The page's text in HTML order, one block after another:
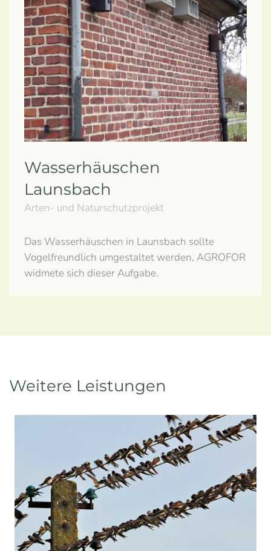
Wasserhäuschen
Launsbach
Arten- und Naturschutzprojekt
Das Wasserhäuschen in Launsbach sollte
Vogelfreundlich umgestaltet werden, AGROFOR
widmete sich dieser Aufgabe.
Weitere Leistungen
Schwalbenschutz